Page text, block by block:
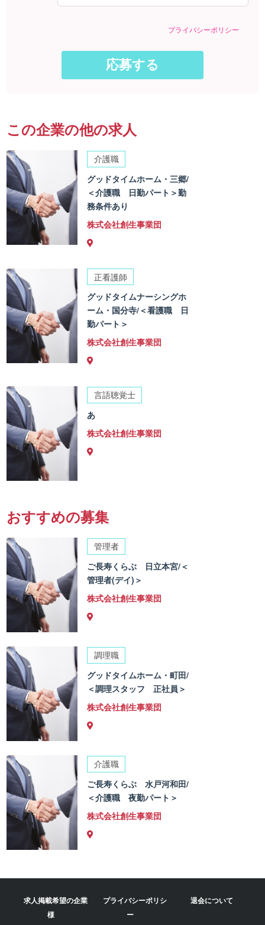
プライバシーポリシー
この企業の他の求人
介護職
グッドタイムホーム・三郷/
＜介護職 日勤パート＞勤
務条件あり
株式会社創生事業団
正看護師
グッドタイムナーシングホ
ーム・国分寺/＜看護職 日
勤パート＞
株式会社創生事業団
言語聴覚士
あ
株式会社創生事業団
おすすめの募集
管理者
ご長寿くらぶ 日立本宮/＜
管理者(デイ)＞
株式会社創生事業団
調理職
グッドタイムホーム・町田/
＜調理スタッフ 正社員＞
株式会社創生事業団
介護職
ご長寿くらぶ 水戸河和田/
＜介護職 夜勤パート＞
株式会社創生事業団
求人掲載希望の企業
様
プライバシーポリシ
ー
退会について